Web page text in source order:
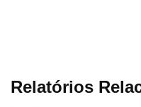
Relatórios